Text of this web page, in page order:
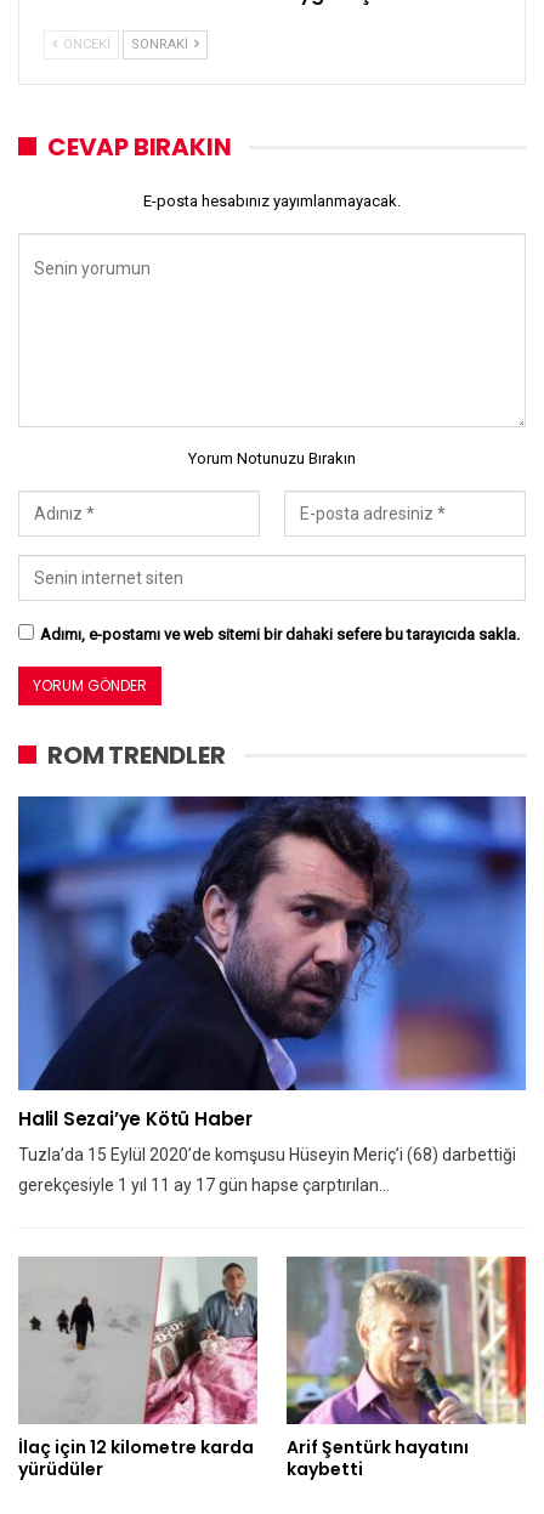
ÖNCEKI SONRAKI
CEVAP BIRAKIN
E-posta hesabınız yayımlanmayacak.
Yorum Notunuzu Bırakın
Adımı, e-postamı ve web sitemi bir dahaki sefere bu tarayıcıda sakla.
ROM TRENDLER
Halil Sezai’ye Kötü Haber
Tuzla’da 15 Eylül 2020’de komşusu Hüseyin Meriç’i (68) darbettiği
gerekçesiyle 1 yıl 11 ay 17 gün hapse çarptırılan…
İlaç için 12 kilometre karda
yürüdüler
Arif Şentürk hayatını
kaybetti